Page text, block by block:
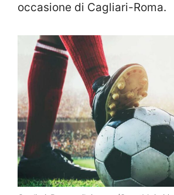
occasione di Cagliari-Roma.